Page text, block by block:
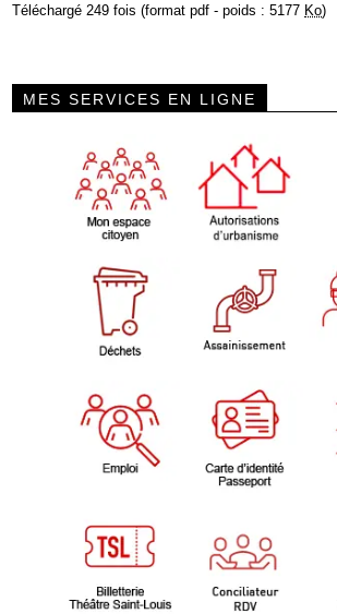
Téléchargé 249 fois (format pdf - poids : 5177 Ko)
MES SERVICES EN LIGNE